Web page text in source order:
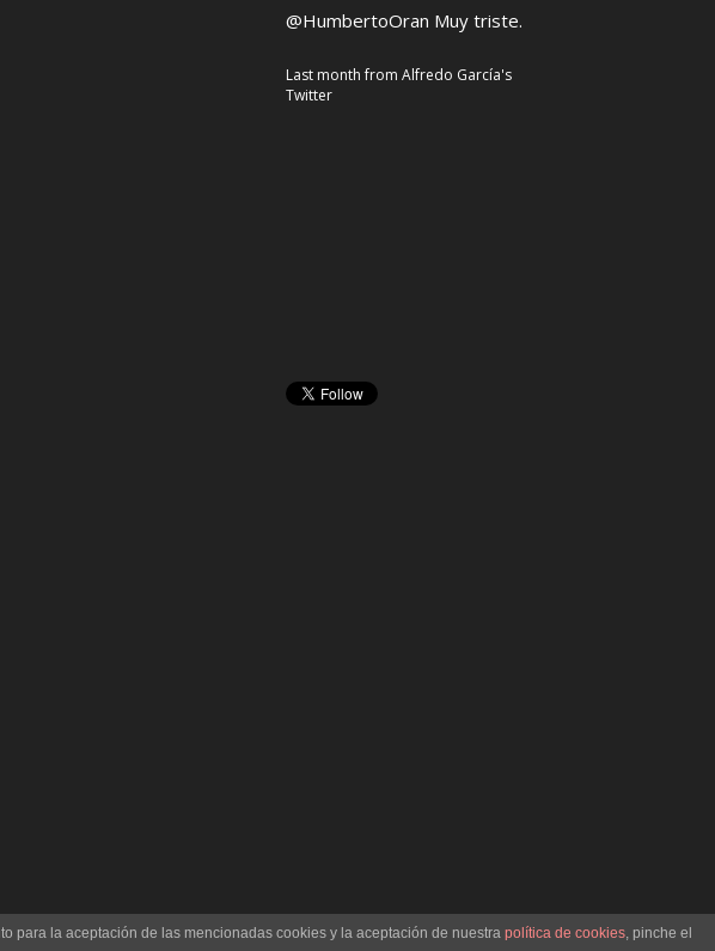
@HumbertoOran Muy triste.
Last monthfromAlfredo García's
Twitter
para la aceptación de las mencionadas cookies y la aceptación de nuestra política de cookies, pinche el